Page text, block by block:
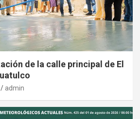
de la calle principal de El
admin